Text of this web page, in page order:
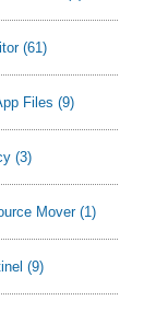
(61)
Files (9)
(3)
Mover (1)
(9)